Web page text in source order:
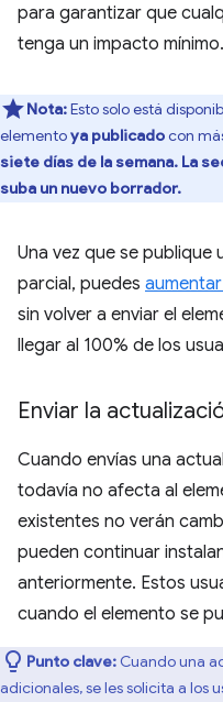
para garantizar que
tenga un impacto mínimo.
Nota:Esto solo está
elementoya publicadocon
siete días de la semana. La
suba un nuevo borrador.
Una vez que se publique
parcial, puedes
sin volver a enviar el
llegar al 100% de los
Enviar la
Cuando envías una
todavía no afecta al
existentes no verán
pueden continuar
anteriormente. Estos
cuando el elemento se
Punto clave: Cuando una
adicionales, se les solicita a los